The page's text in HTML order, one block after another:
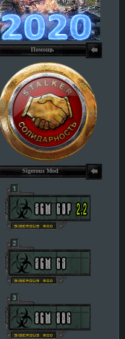
Помощь
Sigerous Mod